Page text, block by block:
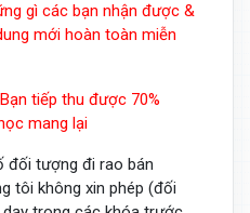
gì các bạn nhận được &
mới hoàn toàn miễn
tiếp thu được 70%
mang lại
đối tượng đi rao bán
tôi không xin phép (đối